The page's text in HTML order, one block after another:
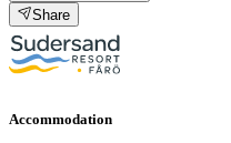
Share
Accommodation